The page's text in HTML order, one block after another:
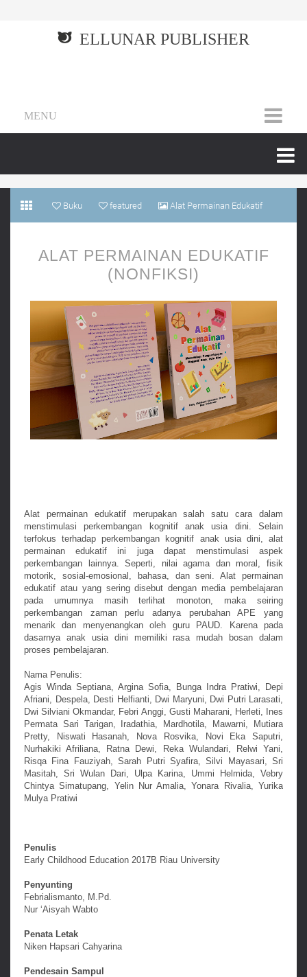
ELLUNAR PUBLISHER
MENU
Buku featured Alat Permainan Edukatif
ALAT PERMAINAN EDUKATIF
(NONFIKSI)
Alat permainan edukatif merupakan salah satu cara dalam
menstimulasi perkembangan kognitif anak usia dini. Selain
terfokus terhadap perkembangan kognitif anak usia dini, alat
permainan edukatif ini juga dapat menstimulasi aspek
perkembangan lainnya. Seperti, nilai agama dan moral, fisik
motorik, sosial-emosional, bahasa, dan seni. Alat permainan
edukatif atau yang sering disebut dengan media pembelajaran
pada umumnya masih terlihat monoton, maka seiring
perkembangan zaman perlu adanya perubahan APE yang
menarik dan menyenangkan oleh guru PAUD. Karena pada
dasarnya anak usia dini memiliki rasa mudah bosan dalam
proses pembelajaran.
Nama Penulis:
Agis Winda Septiana, Argina Sofia, Bunga Indra Pratiwi, Depi
Afriani, Despela, Desti Helfianti, Dwi Maryuni, Dwi Putri Larasati,
Dwi Silviani Okmandar, Febri Anggi, Gusti Maharani, Herleti, Ines
Permata Sari Tarigan, Iradathia, Mardhotila, Mawarni, Mutiara
Pretty, Niswati Hasanah, Nova Rosvika, Novi Eka Saputri,
Nurhakiki Afriliana, Ratna Dewi, Reka Wulandari, Relwi Yani,
Risqa Fina Fauziyah, Sarah Putri Syafira, Silvi Mayasari, Sri
Masitah, Sri Wulan Dari, Ulpa Karina, Ummi Helmida, Vebry
Chintya Simatupang, Yelin Nur Amalia, Yonara Rivalia, Yurika
Mulya Pratiwi
Penulis
Early Childhood Education 2017B Riau University
Penyunting
Febrialismanto, M.Pd.
Nur ‘Aisyah Wabto
Penata Letak
Niken Hapsari Cahyarina
Pendesain Sampul